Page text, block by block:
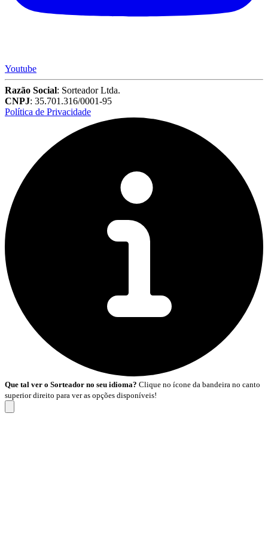
Youtube
Razão Social: Sorteador Ltda.
CNPJ: 35.701.316/0001-95
Política de Privacidade
Que tal ver o Sorteador no seu idioma? Clique no ícone da bandeira no canto
superior direito para ver as opções disponíveis!